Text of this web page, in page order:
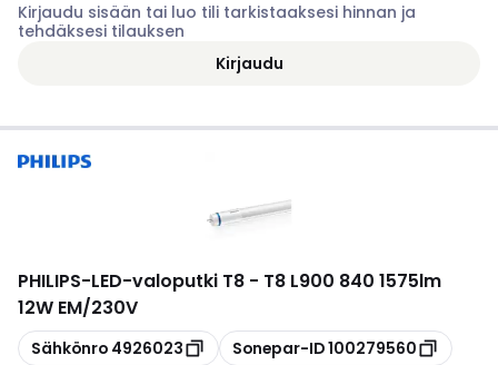
Kirjaudu sisään tai luo tili tarkistaaksesi hinnan ja
tehdäksesi tilauksen
Kirjaudu
PHILIPS-LED-valoputki T8 - T8 L900 840 1575lm
12W EM/230V
Kopioi
Sähkönro 4926023 Kopioi
Sonepar-ID100279560